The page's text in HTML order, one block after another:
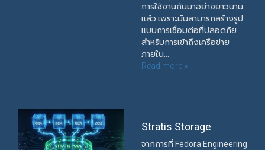
การใช้งานกันมาอย่างยาวนาน
แล้ว เพราะมันสามารถสร้างรูป
แบบการเชื่อมต่อที่ปลอดภัย
สำหรับการเข้าถึงเครือข่าย
ภายใน...
Read more »
Stratis Storage
จากการที่ Fedora Engineering